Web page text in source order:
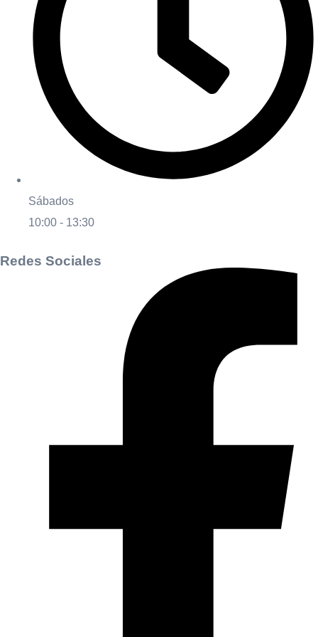
Sábados
10:00 - 13:30
Redes Sociales